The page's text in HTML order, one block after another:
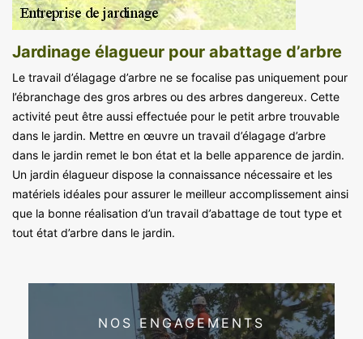
Jardinage élagueur pour abattage d’arbre
Le travail d’élagage d’arbre ne se focalise pas uniquement pour
l’ébranchage des gros arbres ou des arbres dangereux. Cette
activité peut être aussi effectuée pour le petit arbre trouvable
dans le jardin. Mettre en œuvre un travail d’élagage d’arbre
dans le jardin remet le bon état et la belle apparence de jardin.
Un jardin élagueur dispose la connaissance nécessaire et les
matériels idéales pour assurer le meilleur accomplissement ainsi
que la bonne réalisation d’un travail d’abattage de tout type et
tout état d’arbre dans le jardin.
NOS ENGAGEMENTS